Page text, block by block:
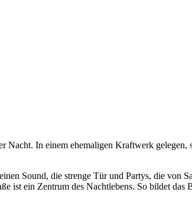
In einem ehemaligen Kraftwerk
Sound, die strenge Tür und Partys, die von
ist ein Zentrum des Nachtlebens. So bildet das